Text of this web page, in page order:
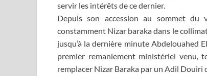
servir les intérêts de ce dernier.
Depuis son accession au sommet du
constamment Nizar baraka dans le
jusqu’à la dernière minute Abdelouahed
premier remaniement ministériel venu,
remplacer Nizar Baraka par un Adil Douiri